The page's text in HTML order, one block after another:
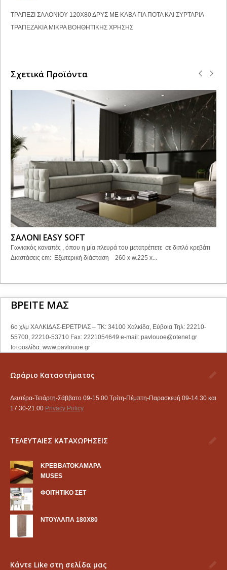
ΤΡΑΠΕΖΙ ΣΑΛΟΝΙΟΥ 120Χ80 ΔΡΥΣ ΜΕ ΚΑΒΑ ΓΙΑ ΠΟΤΑ ΚΑΙ ΣΥΡΤΑΡΙΑ
ΤΡΑΠΕΖΑΚΙΑ ΜΙΚΡΑ ΒΟΗΘΗΤΙΚΗΣ ΧΡΗΣΗΣ
Σχετικά Προϊόντα
ΣΑΛΟΝΙ EASY SOFT
Γωνιακός καναπές , όπου η μία πλευρά του μετατρέπετε σε διπλό κρεβάτι
Διαστάσεις cm: Εξωτερική διάσταση 260 x w.225 x...
ΒΡΕΙΤΕ ΜΑΣ
6ο χλμ ΧΑΛΚΙΔΑΣ-ΕΡΕΤΡΙΑΣ – ΤΚ: 34100 Χαλκίδα, Εύβοια Τηλ: 22210-
55700, 22210-53710 Fax: 2221054649 e-mail: pavlouoe@otenet.gr
Ιστοσελίδα: www.pavlouoe.gr
Ωράριο Καταστήματος
Δευτέρα-Τετάρτη-Σάββατο 09-15.00 Τρίτη-Πέμπτη-Παρασκευή 09-14.30 και
17.30-21.00 Privacy Policy
ΤΕΛΕΥΤΑΙΕΣ ΚΑΤΑΧΩΡΗΣΕΙΣ
KΡΕΒΒΑΤΟΚΑΜΑΡΑ
MUSES
ΦΟΙΤΗΤΙΚΟ ΣΕΤ
ΝΤΟΥΛΑΠΑ 180Χ80
Κάντε Like στη σελίδα μας